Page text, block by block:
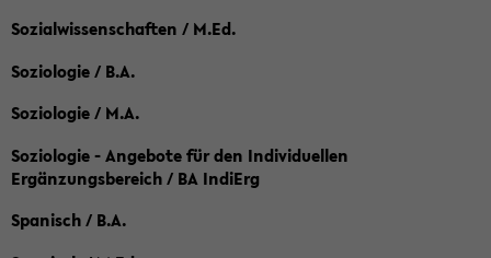
Sozialwissenschaften / M.Ed.
Soziologie / B.A.
Soziologie / M.A.
Soziologie - Angebote für den Individuellen
Ergänzungsbereich / BA IndiErg
Spanisch / B.A.